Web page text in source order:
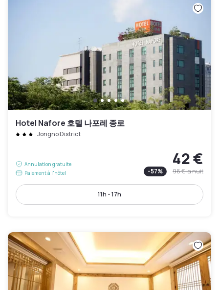
Hotel Nafore 호텔 나포레 종로
Jongno District
Annulation gratuite
Paiement à l'hôtel
42 €
-57% 96 €la nuit
11h - 17h